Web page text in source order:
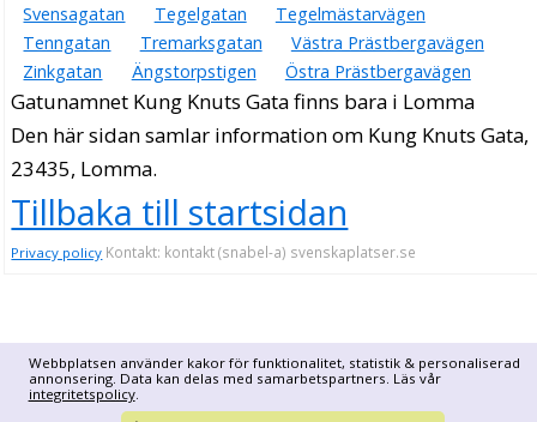
Webbplatsen använder kakor för funktionalitet, statistik & personaliserad
annonsering. Data kan delas med samarbetspartners. Läs vår
integritetspolicy.
Svensagatan
Tegelgatan
Tegelmästarvägen
Tenngatan
Tremarksgatan
Västra Prästbergavägen
Zinkgatan
Ängstorpstigen Östra Prästbergavägen
Gatunamnet Kung Knuts Gata finns bara i Lomma
Den här sidan samlar information om Kung Knuts Gata,
23435, Lomma.
Tillbaka till startsidan
Privacy policy Kontakt: kontakt (snabel-a) svenskaplatser.se